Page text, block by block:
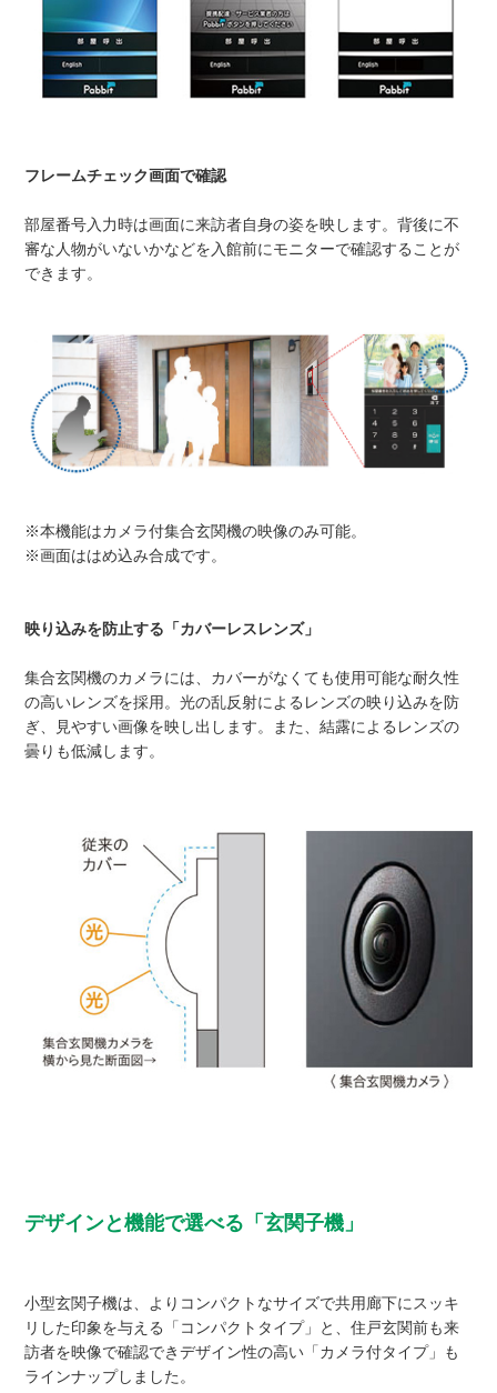
フレームチェック画面で確認
部屋番号入力時は画面に来訪者自身の姿を映します。背後に不
審な人物がいないかなどを入館前にモニターで確認することが
できます。
※本機能はカメラ付集合玄関機の映像のみ可能。
※画面ははめ込み合成です。
映り込みを防止する「カバーレスレンズ」
集合玄関機のカメラには、カバーがなくても使用可能な耐久性
の高いレンズを採用。光の乱反射によるレンズの映り込みを防
ぎ、見やすい画像を映し出します。また、結露によるレンズの
曇りも低減します。
デザインと機能で選べる「玄関子機」
小型玄関子機は、よりコンパクトなサイズで共用廊下にスッキ
リした印象を与える「コンパクトタイプ」と、住戸玄関前も来
訪者を映像で確認できデザイン性の高い「カメラ付タイプ」も
ラインナップしました。